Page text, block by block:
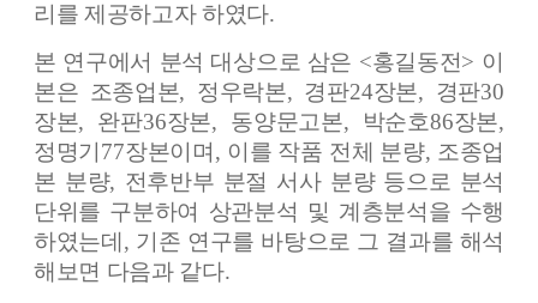
리를 제공하고자 하였다.
본 연구에서 분석 대상으로 삼은 <홍길동전> 이
본은 조종업본, 정우락본, 경판24장본, 경판30
장본, 완판36장본, 동양문고본, 박순호86장본,
정명기 77장본이며 , 이를 작품 전체 분량, 조종업
본 분량, 전후반부 분절 서사 분량 등으로 분석
단위를 구분하여 상관분석 및 계층분석을 수행
하였는데 , 기존 연구를 바탕으로 그 결과를 해석
해보면 다음과 같다.